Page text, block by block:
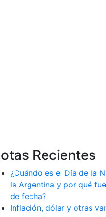
Recientes
¿Cuándo es el Día de la
la Argentina y por qué
de fecha?
Inflación, dólar y otras